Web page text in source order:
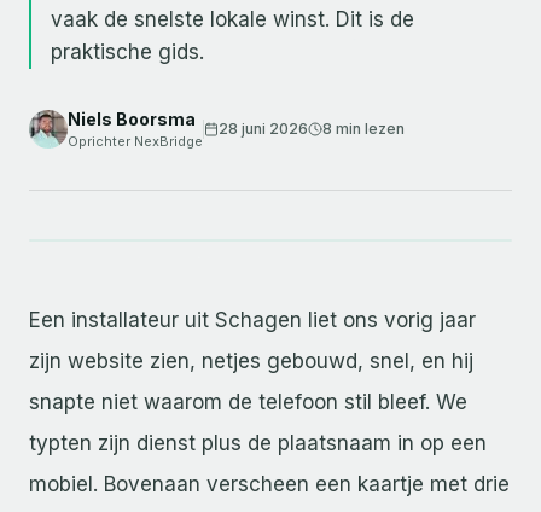
vaak de snelste lokale winst. Dit is de
praktische gids.
Niels Boorsma
Oprichter NexBridge
28 juni 2026 8 min lezen
Een installateur uit Schagen liet ons vorig jaar
zijn website zien, netjes gebouwd, snel, en hij
snapte niet waarom de telefoon stil bleef. We
typten zijn dienst plus de plaatsnaam in op een
mobiel. Bovenaan verscheen een kaartje met drie